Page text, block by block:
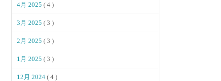
4月 2025( 4 )
3月 2025( 3 )
2月 2025( 3 )
1月 2025( 3 )
12月 2024( 4 )